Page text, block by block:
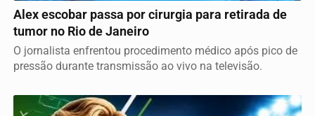
Alex escobar passa por cirurgia para retirada de
tumor no Rio de Janeiro
O jornalista enfrentou procedimento médico após pico de
pressão durante transmissão ao vivo na televisão.